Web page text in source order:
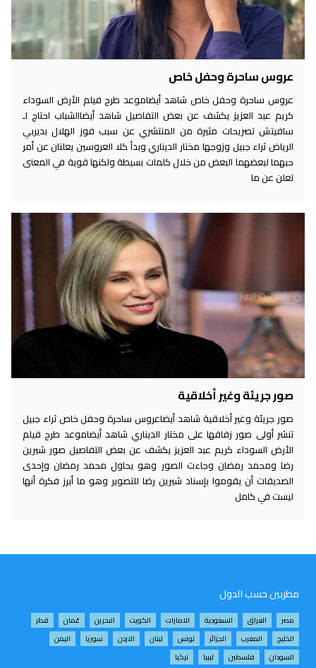
عروس ساحرة وحفل خاص
عروس ساحرة وحفل خاص شاهد أيضاموعد طرح فيلم الأرض السوداء
كريم عبد العزيز يكشف عن بعض التفاصيل شاهد أيضاالشباب احتاج لـ
سافيتش تصريحات مثيرة من المنتشري عن سبب فوز الهلال بديربي
الرياض ثراء جبيل وزوجها مختار الديناري وبدأ كلا العروسين يعلنان عن أمر
حبهما لبعضهما البعض من خلال كلمات بسيطة ولكنها قوية في المعنى
تعلن عن ما
صور جريئة وغير أخلاقية
صور جريئة وغير أخلاقية شاهد أيضاعروس ساحرة وحفل خاص ثراء جبيل
تنشر أولى صور زفافها على مختار الديناري شاهد أيضاموعد طرح فيلم
الأرض السوداء كريم عبد العزيز يكشف عن بعض التفاصيل صور شيرين
رضا ومحمد رمضان وجاءت الصور وهو يحاول محمد رمضان وإحدى
الصديقات أن يقوموا بإسناد شيرين رضا للتصوير وهو ما أبرز فكرة أنها
ليست في كامل
مطربين حسب الدول
مصر العراق السعودية الامارات الكويت البحرين عُمان
قطر
الخليج
المغرب الجزائر تونس لبنان الاردن سوريا
اليمن
السودان
فلسطين ليبيا تركيا